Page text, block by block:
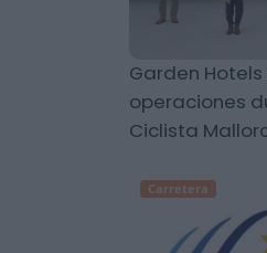
Garden
operaciones
Ciclista
Carretera